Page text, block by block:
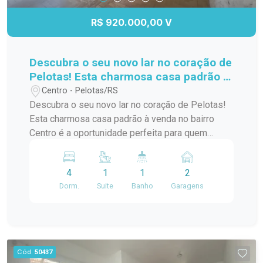
R$ 920.000,00 V
Descubra o seu novo lar no coração de
Pelotas! Esta charmosa casa padrão à
venda no bairro Centro é a
oportunidade perfeita para quem
busca conforto e praticidade. Com
uma localização privilegiada, você
comodidades,
Centro - Pelotas/RS
Descubra o seu novo lar no coração de Pelotas!
Esta charmosa casa padrão à venda no bairro
Centro é a oportunidade perfeita para quem
localização privilegiada, você estará a poucos
passos de diversas comodidades, como
supermercados, restaurantes, lojas e escolas. A
iluminados, proporcionando um ambiente
acolhedor. A sala de estar é ideal para receber
4
Dorm.
1
Suite
1
Banho
2
Garagens
Cód. 50437